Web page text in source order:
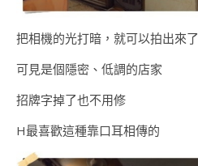
把相機的光打暗，就可以拍出來了
可見是個隱密、低調的店家
招牌字掉了也不用修
H最喜歡這種靠口耳相傳的